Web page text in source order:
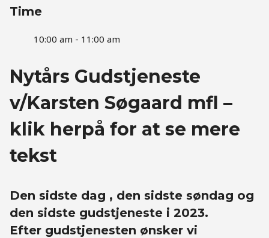
Time
10:00 am - 11:00 am
Nytårs Gudstjeneste
v/Karsten Søgaard mfl –
klik herpå for at se mere
tekst
Den sidste dag , den sidste søndag og
den sidste gudstjeneste i 2023.
Efter gudstjenesten ønsker vi